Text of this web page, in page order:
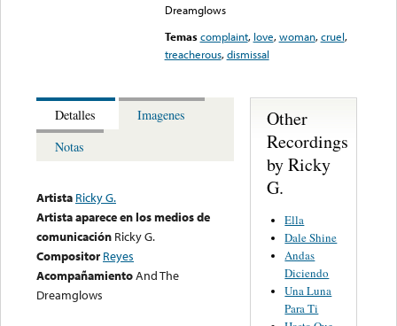
Dreamglows
Temas complaint, love,woman,cruel,
treacherous,dismissal
Detalles
Imagenes
Notas
Artista Ricky G.
Artista aparece en los medios de
comunicación Ricky G.
Compositor Reyes
AcompañamientoAnd The
Dreamglows
Other
Recordings
by Ricky
G.
Ella
Dale Shine
Andas
Diciendo
Una Luna
Para Ti